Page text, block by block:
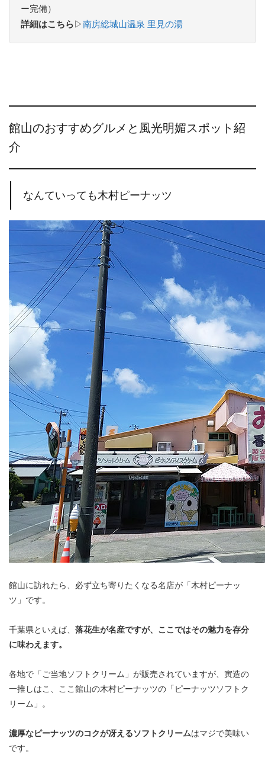
ー完備）
詳細はこちら▷南房総城山温泉 里見の湯
館山のおすすめグルメと風光明媚スポット紹
介
なんていっても木村ピーナッツ
館山に訪れたら、必ず立ち寄りたくなる名店が「木村ピーナッ
ツ」です。
千葉県といえば、 落花生が名産ですが、ここではその魅力を存分
に味わえます。
各地で「ご当地ソフトクリーム」が販売されていますが、寅造の
一推しはこ、ここ館山の木村ピーナッツの「ピーナッツソフトク
リーム」。
濃厚なピーナッツのコクが冴えるソフトクリームはマジで美味い
です。